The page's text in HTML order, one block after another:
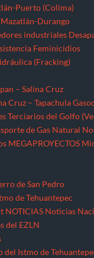
Puerto (Colima)
Durango
industriales
Feminicidios
(Fracking)
– Salina Cruz
Cruz – Tapachula
Terciarios del Golfo
de Gas Natural
MEGAPROYECTOS
de San Pedro
de Tehuantepec
NOTICIAS Noticias
del EZLN
Istmo de